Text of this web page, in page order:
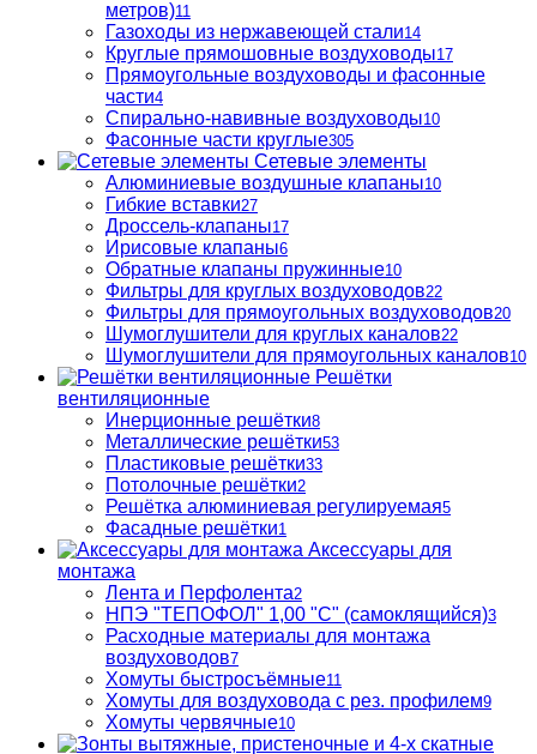
метров)11
Газоходы из нержавеющей стали14
Круглые прямошовные воздуховоды17
Прямоугольные воздуховоды и фасонные
части4
Спирально-навивные воздуховоды10
Фасонные части круглые305
Сетевые элементы
Алюминиевые воздушные клапаны10
Гибкие вставки27
Дроссель-клапаны17
Ирисовые клапаны6
Обратные клапаны пружинные10
Фильтры для круглых воздуховодов22
Фильтры для прямоугольных воздуховодов20
Шумоглушители для круглых каналов22
Шумоглушители для прямоугольных каналов10
Решётки
вентиляционные
Инерционные решётки8
Металлические решётки53
Пластиковые решётки33
Потолочные решётки2
Решётка алюминиевая регулируемая5
Фасадные решётки1
Аксессуары для
монтажа
Лента и Перфолента2
НПЭ "ТЕПОФОЛ" 1,00 "С" (самоклящийся)3
Расходные материалы для монтажа
воздуховодов7
Хомуты быстросъёмные11
Хомуты для воздуховода с рез. профилем9
Хомуты червячные10